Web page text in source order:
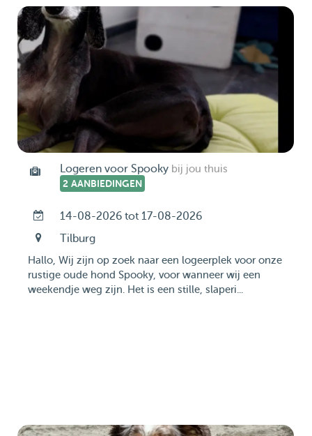
Logeren voor Spooky bij jou thuis
2 AANBIEDINGEN
14-08-2026 tot 17-08-2026
Tilburg
Hallo, Wij zijn op zoek naar een logeerplek voor onze
rustige oude hond Spooky, voor wanneer wij een
weekendje weg zijn. Het is een stille, slaperi...